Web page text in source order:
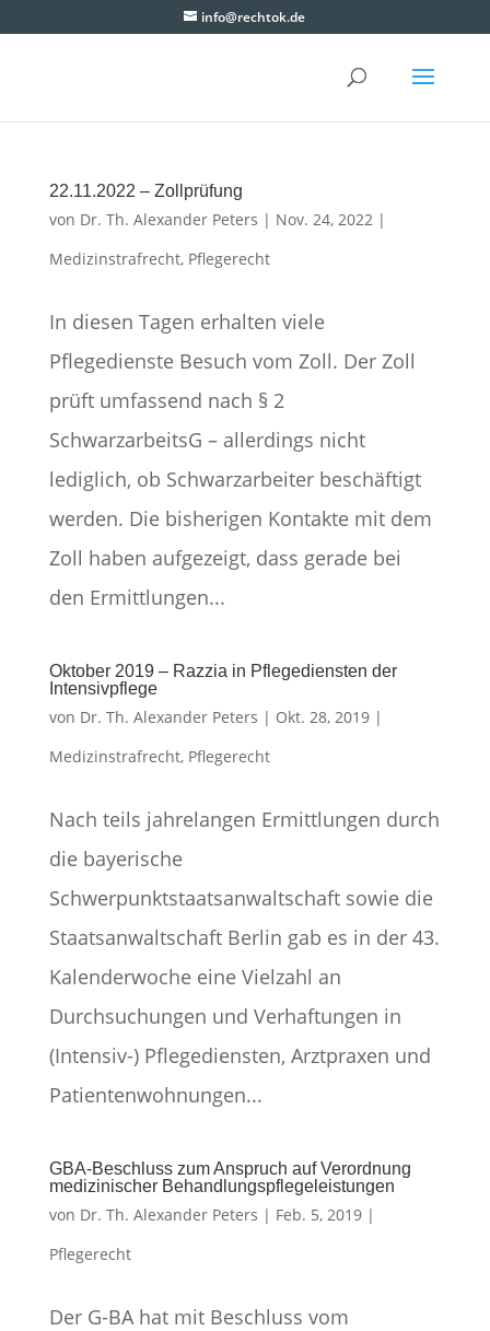
info@rechtok.de
22.11.2022 – Zollprüfung
von Dr. Th. Alexander Peters | Nov. 24, 2022|
Medizinstrafrecht, Pflegerecht
In diesen Tagen erhalten viele
Pflegedienste Besuch vom Zoll. Der Zoll
prüft umfassend nach § 2
SchwarzarbeitsG – allerdings nicht
lediglich, ob Schwarzarbeiter beschäftigt
werden. Die bisherigen Kontakte mit dem
Zoll haben aufgezeigt, dass gerade bei
den Ermittlungen...
Oktober 2019 – Razzia in Pflegediensten der
Intensivpflege
von Dr. Th. Alexander Peters | Okt. 28, 2019|
Medizinstrafrecht, Pflegerecht
Nach teils jahrelangen Ermittlungen durch
die bayerische
Schwerpunktstaatsanwaltschaft sowie die
Staatsanwaltschaft Berlin gab es in der 43.
Kalenderwoche eine Vielzahl an
Durchsuchungen und Verhaftungen in
(Intensiv-) Pflegediensten, Arztpraxen und
Patientenwohnungen...
GBA-Beschluss zum Anspruch auf Verordnung
medizinischer Behandlungspflegeleistungen
von Dr. Th. Alexander Peters | Feb. 5, 2019|
Pflegerecht
Der G-BA hat mit Beschluss vom